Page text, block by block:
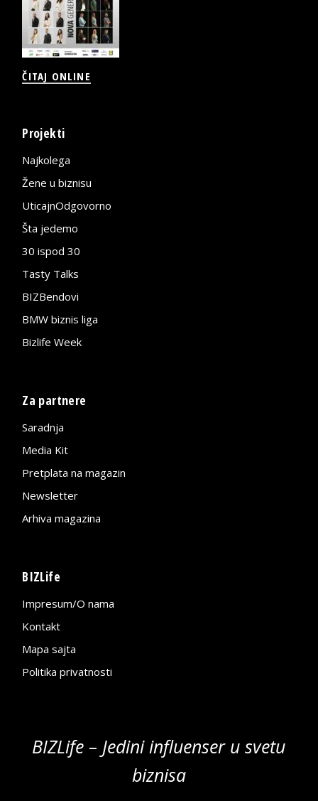
ČITAJ ONLINE
Projekti
Najkolega
Žene u biznisu
UticajnOdgovorno
Šta jedemo
30 ispod 30
Tasty Talks
BIZBendovi
BMW biznis liga
Bizlife Week
Za partnere
Saradnja
Media Kit
Pretplata na magazin
Newsletter
Arhiva magazina
BIZLife
Impresum/O nama
Kontakt
Mapa sajta
Politika privatnosti
BIZLife – Jedini influenser u svetu
biznisa